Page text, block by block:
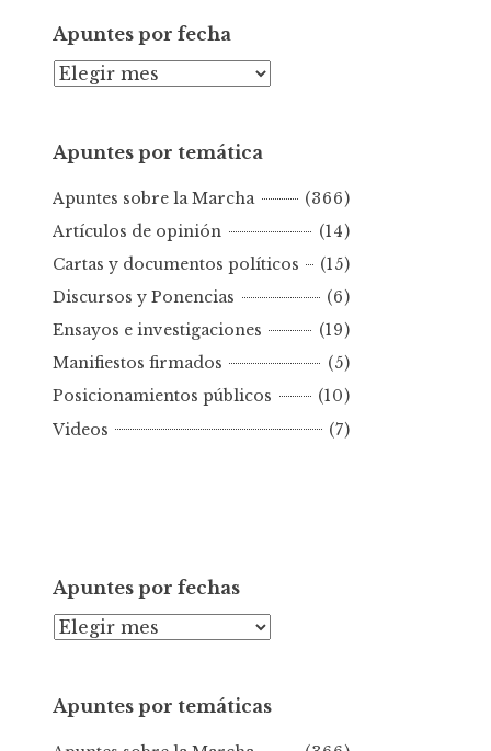
Apuntes por fecha
A
n
e
s
p
f
e
c
a
Apuntes por temática
Apuntes sobre la Marcha
(366)
Artículos de opinión
(14)
Cartas y documentos políticos
(15)
Discursos y Ponencias
(6)
Ensayos e investigaciones
(19)
Manifiestos firmados
(5)
Posicionamientos públicos
(10)
Videos
(7)
Apuntes por fechas
A
n
Apuntes por temáticas